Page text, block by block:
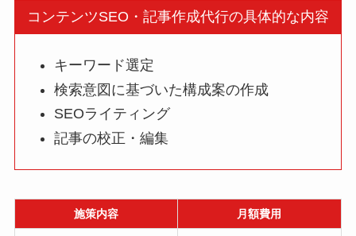
コンテンツSEO・記事作成代行の具体的な内容
キーワード選定
検索意図に基づいた構成案の作成
SEOライティング
記事の校正・編集
施策内容 月額費用